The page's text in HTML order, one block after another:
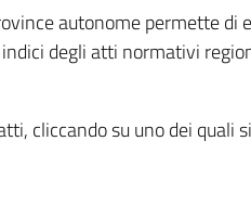
autonome permette
degli atti normativi
cliccando su uno dei